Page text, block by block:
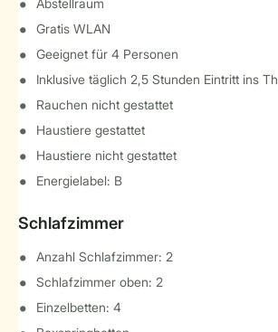
Abstellraum
Gratis WLAN
Geeignet für 4 Personen
Inklusive täglich 2,5 Stunden Eintritt ins
Rauchen nicht gestattet
Haustiere gestattet
Haustiere nicht gestattet
Energielabel: B
Schlafzimmer
Anzahl Schlafzimmer: 2
Schlafzimmer oben: 2
Einzelbetten: 4